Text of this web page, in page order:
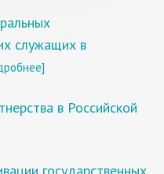
служащих в
в Российской